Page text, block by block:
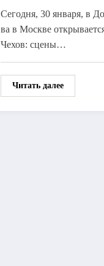
Сегодня, 30 января, в
ва в Москве
Чехов: сцены…
Читать далее